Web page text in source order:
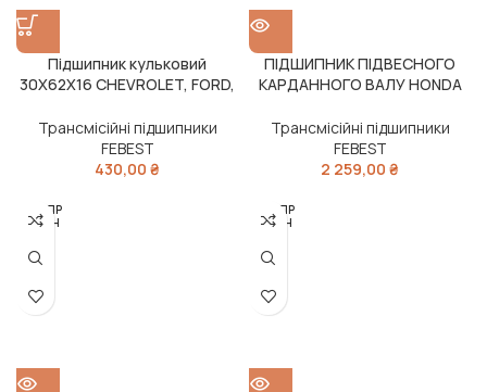
Підшипник кульковий
30X62X16 CHEVROLET, FORD,
Трансмісійні підшипники
FEBEST
430,00 ₴
ПІДШИПНИК ПІДВЕСНОГО
КАРДАННОГО ВАЛУ HONDA
Трансмісійні підшипники
FEBEST
2 259,00 ₴
РОЗПР
ОДАН
РОЗПР
ОДАН